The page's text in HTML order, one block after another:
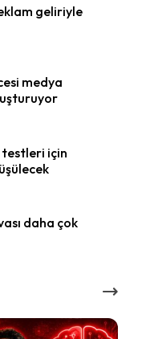
geliriyle
medya
testleri için
daha çok